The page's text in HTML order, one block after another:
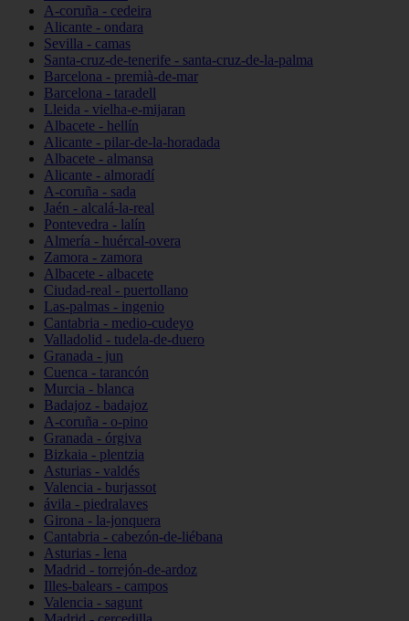
A-coruña - cedeira
Alicante - ondara
Sevilla - camas
Santa-cruz-de-tenerife - santa-cruz-de-la-palma
Barcelona - premià-de-mar
Barcelona - taradell
Lleida - vielha-e-mijaran
Albacete - hellín
Alicante - pilar-de-la-horadada
Albacete - almansa
Alicante - almoradí
A-coruña - sada
Jaén - alcalá-la-real
Pontevedra - lalín
Almería - huércal-overa
Zamora - zamora
Albacete - albacete
Ciudad-real - puertollano
Las-palmas - ingenio
Cantabria - medio-cudeyo
Valladolid - tudela-de-duero
Granada - jun
Cuenca - tarancón
Murcia - blanca
Badajoz - badajoz
A-coruña - o-pino
Granada - órgiva
Bizkaia - plentzia
Asturias - valdés
Valencia - burjassot
ávila - piedralaves
Girona - la-jonquera
Cantabria - cabezón-de-liébana
Asturias - lena
Madrid - torrejón-de-ardoz
Illes-balears - campos
Valencia - sagunt